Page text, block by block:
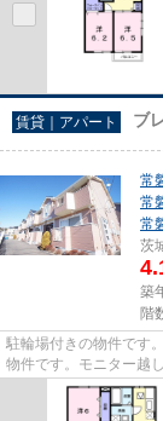
賃貸｜アパート ブ
常
常
常
茨
築
階
駐輪場付きの物件です
物件です。モニター越
することができます。